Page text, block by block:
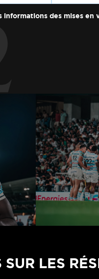
des mises en
LES